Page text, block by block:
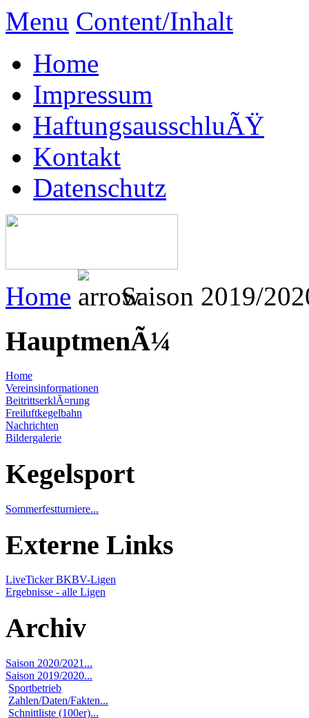
Menu Content/Inhalt
Home
Impressum
HaftungsausschluÃŸ
Kontakt
Datenschutz
Home Saison 2019/
HauptmenÃ¼
Home
Vereinsinformationen
BeitrittserklÃ¤rung
Freiluftkegelbahn
Nachrichten
Bildergalerie
Kegelsport
Sommerfestturniere...
Externe Links
LiveTicker BKBV-Ligen
Ergebnisse - alle Ligen
Archiv
Saison 2020/2021...
Saison 2019/2020...
Sportbetrieb
Zahlen/Daten/Fakten...
Schnittliste (100er)...